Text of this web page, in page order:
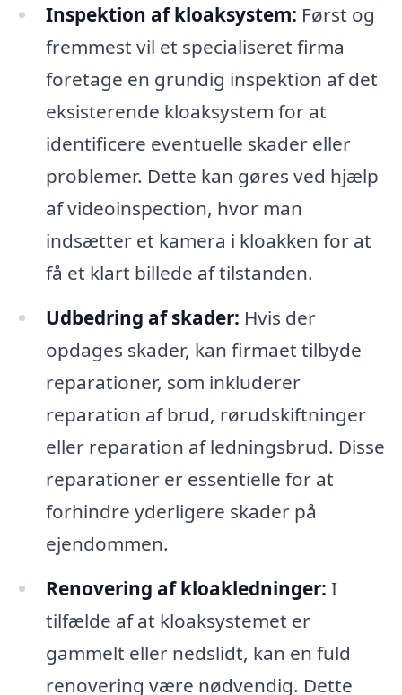
Inspektion af kloaksystem: Først og
fremmest vil et specialiseret firma
foretage en grundig inspektion af det
eksisterende kloaksystem for at
identificere eventuelle skader eller
problemer. Dette kan gøres ved hjælp
af videoinspection, hvor man
indsætter et kamera i kloakken for at
få et klart billede af tilstanden.
Udbedring af skader: Hvis der
opdages skader, kan firmaet tilbyde
reparationer, som inkluderer
reparation af brud, rørudskiftninger
eller reparation af ledningsbrud. Disse
reparationer er essentielle for at
forhindre yderligere skader på
ejendommen.
Renovering af kloakledninger: I
tilfælde af at kloaksystemet er
gammelt eller nedslidt, kan en fuld
renovering være nødvendig. Dette